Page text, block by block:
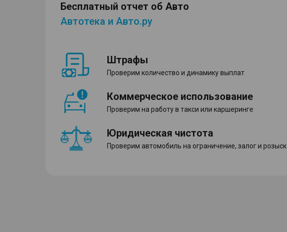
Бесплатный отчет об Авто
Автотека и Авто.ру
Штрафы
Проверим количество и динамику выплат
Коммерческое использование
Проверим на работу в такси или каршеринге
Юридическая чистота
Проверим автомобиль на ограничение, залог и розыск